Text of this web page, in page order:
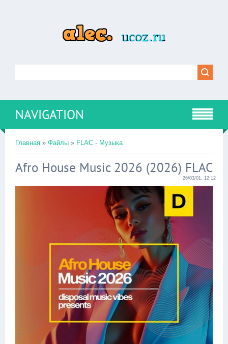
NAVIGATION
Главная » Файлы » FLAC - Музыка
Afro House Music 2026 (2026) FLAC
26/03/01, 12:12